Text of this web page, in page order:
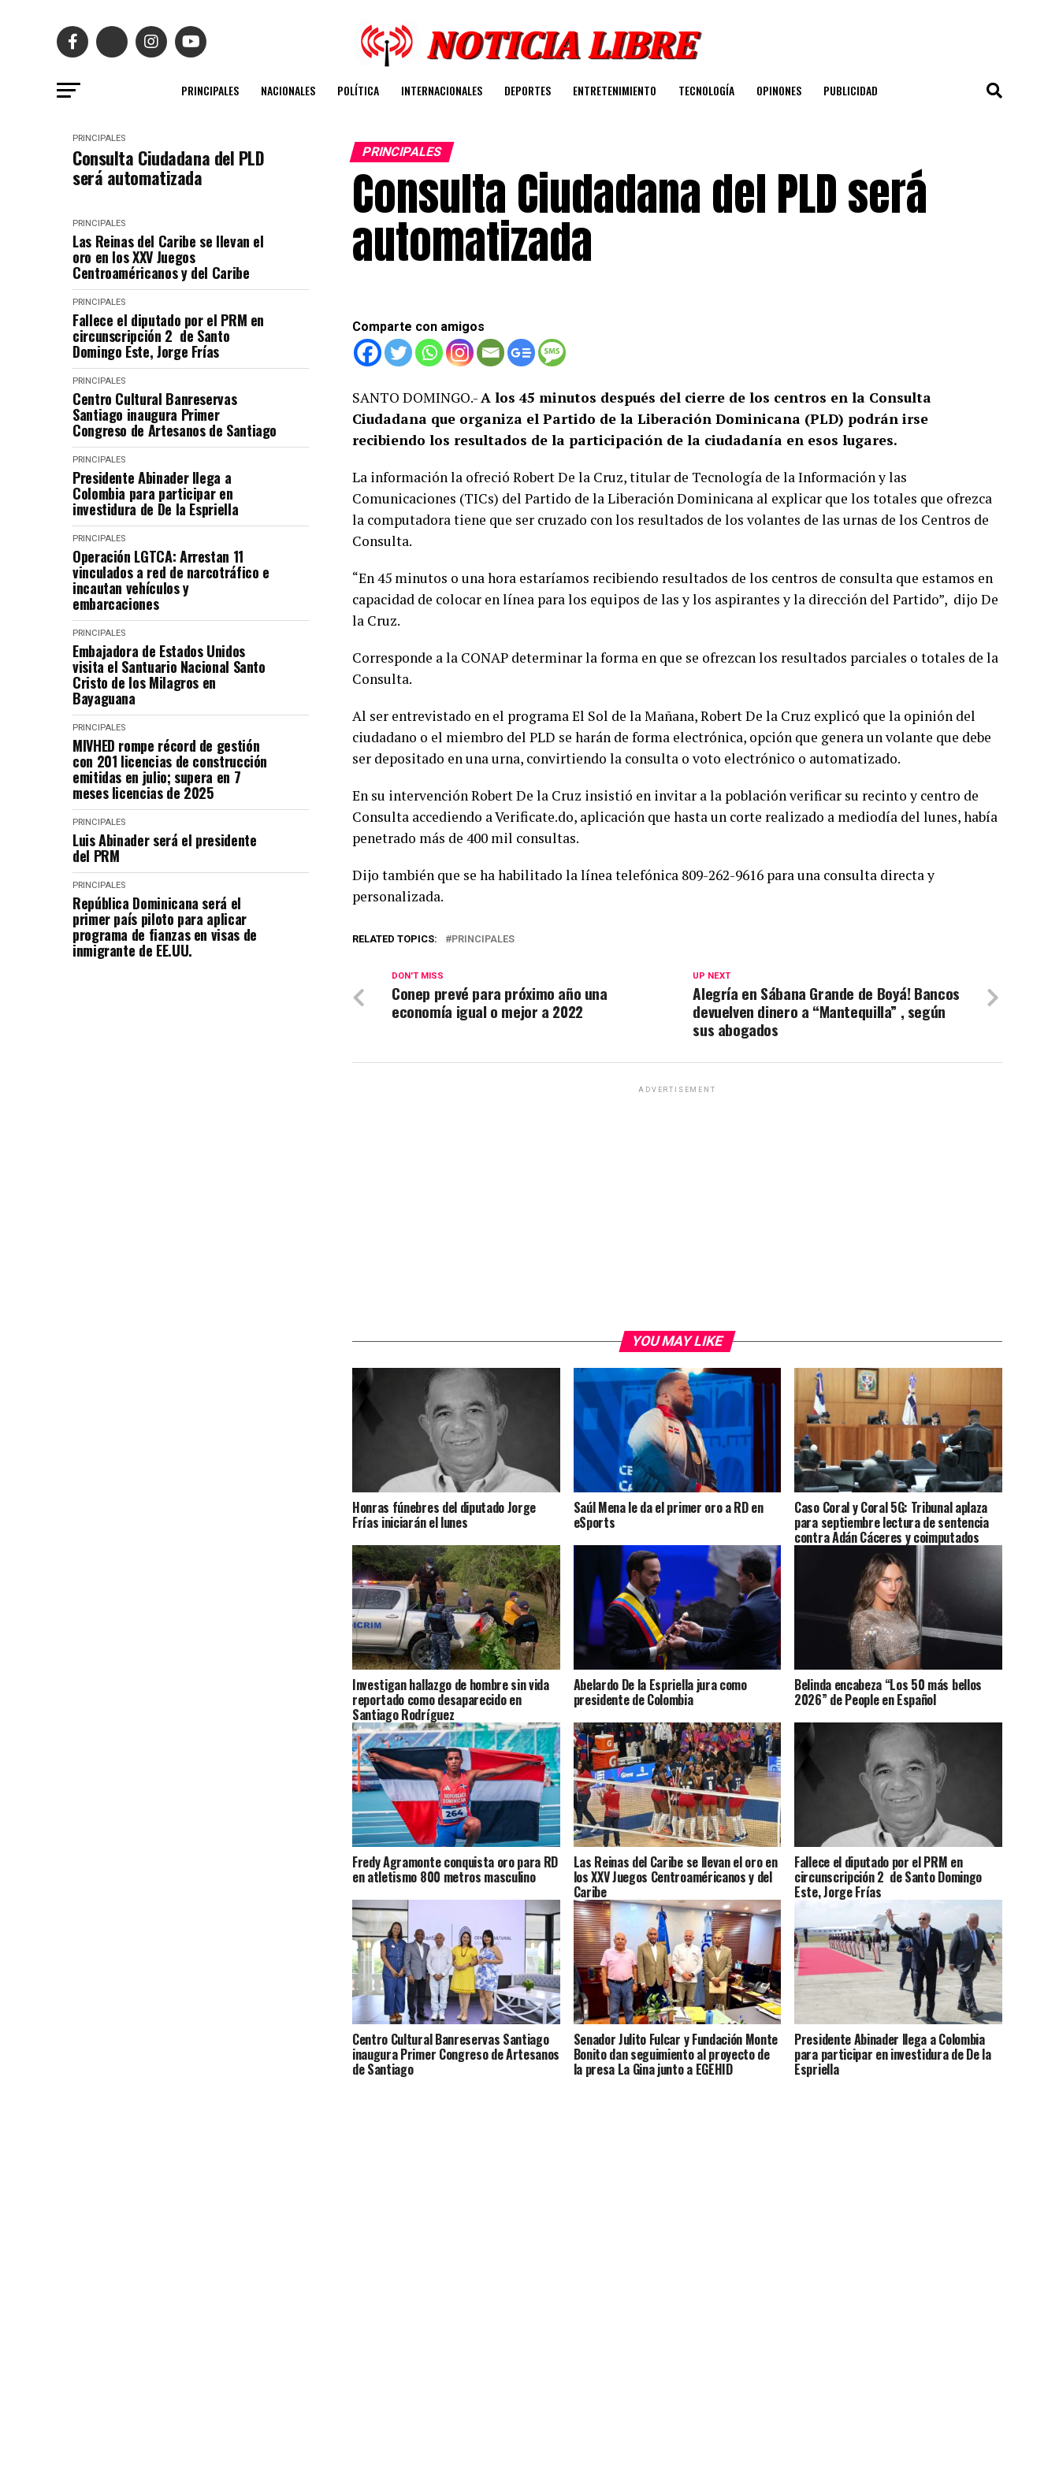
PRINCIPALES NACIONALES POLÍTICA INTERNACIONALES DEPORTES ENTRETENIMIENTO TECNOLOGÍA OPINONES PUBLICIDAD
PRINCIPALES
Consulta Ciudadana del PLD
será automatizada
PRINCIPALES
Las Reinas del Caribe se llevan el
oro en los XXV Juegos
Centroaméricanos y del Caribe
PRINCIPALES
Fallece el diputado por el PRM en
circunscripción 2 de Santo
Domingo Este, Jorge Frías
PRINCIPALES
Centro Cultural Banreservas
Santiago inaugura Primer
Congreso de Artesanos de Santiago
PRINCIPALES
Presidente Abinader llega a
Colombia para participar en
investidura de De la Espriella
PRINCIPALES
Operación LGTCA: Arrestan 11
vinculados a red de narcotráfico e
incautan vehículos y
embarcaciones
PRINCIPALES
Embajadora de Estados Unidos
visita el Santuario Nacional Santo
Cristo de los Milagros en
Bayaguana
PRINCIPALES
MIVHED rompe récord de gestión
con 201 licencias de construcción
emitidas en julio; supera en 7
meses licencias de 2025
PRINCIPALES
Luis Abinader será el presidente
del PRM
PRINCIPALES
República Dominicana será el
primer país piloto para aplicar
programa de fianzas en visas de
inmigrante de EE.UU.
PRINCIPALES
Consulta Ciudadana del PLD será
automatizada
Comparte con amigos
SANTO DOMINGO.-A los 45 minutos después del cierre de los centros en la Consulta
Ciudadana que organiza el Partido de la Liberación Dominicana (PLD) podrán irse
recibiendo los resultados de la participación de la ciudadanía en esos lugares.
La información la ofreció Robert De la Cruz, titular de Tecnología de la Información y las
Comunicaciones (TICs) del Partido de la Liberación Dominicana al explicar que los totales que ofrezca
la computadora tiene que ser cruzado con los resultados de los volantes de las urnas de los Centros de
Consulta.
“En 45 minutos o una hora estaríamos recibiendo resultados de los centros de consulta que estamos en
capacidad de colocar en línea para los equipos de las y los aspirantes y la dirección del Partido”, dijo De
la Cruz.
Corresponde a la CONAP determinar la forma en que se ofrezcan los resultados parciales o totales de la
Consulta.
Al ser entrevistado en el programa El Sol de la Mañana, Robert De la Cruz explicó que la opinión del
ciudadano o el miembro del PLD se harán de forma electrónica, opción que genera un volante que debe
ser depositado en una urna, convirtiendo la consulta o voto electrónico o automatizado.
En su intervención Robert De la Cruz insistió en invitar a la población verificar su recinto y centro de
Consulta accediendo a Verificate.do, aplicación que hasta un corte realizado a mediodía del lunes, había
penetrado más de 400 mil consultas.
Dijo también que se ha habilitado la línea telefónica 809-262-9616 para una consulta directa y
personalizada.
RELATED TOPICS: PRINCIPALES
UP NEXT
Alegría en Sábana Grande de Boyá! Bancos
devuelven dinero a “Mantequilla” , según
sus abogados
DON'T MISS
Conep prevé para próximo año una
economía igual o mejor a 2022
ADVERTISEMENT
YOU MAY LIKE
Honras fúnebres del diputado Jorge
Frías iniciarán el lunes
Saúl Mena le da el primer oro a RD en
eSports
Caso Coral y Coral 5G: Tribunal aplaza
para septiembre lectura de sentencia
contra Adán Cáceres y coimputados
Investigan hallazgo de hombre sin vida
reportado como desaparecido en
Santiago Rodríguez
Abelardo De la Espriella jura como
presidente de Colombia
Belinda encabeza “Los 50 más bellos
2026” de People en Español
Fredy Agramonte conquista oro para RD
en atletismo 800 metros masculino
Las Reinas del Caribe se llevan el oro en
los XXV Juegos Centroaméricanos y del
Caribe
Fallece el diputado por el PRM en
circunscripción 2 de Santo Domingo
Este, Jorge Frías
Centro Cultural Banreservas Santiago
inaugura Primer Congreso de Artesanos
de Santiago
Senador Julito Fulcar y Fundación Monte
Bonito dan seguimiento al proyecto de
la presa La Gina junto a EGEHID
Presidente Abinader llega a Colombia
para participar en investidura de De la
Espriella